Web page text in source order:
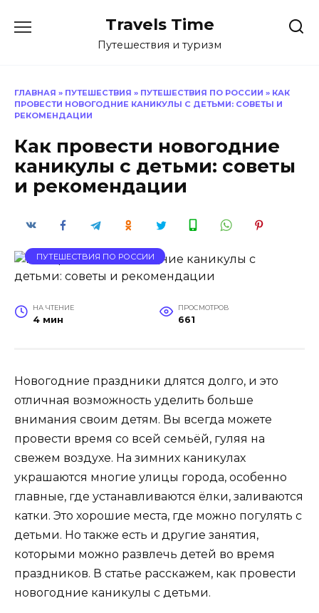
Travels Time
Путешествия и туризм
ГЛАВНАЯ » ПУТЕШЕСТВИЯ » ПУТЕШЕСТВИЯ ПО РОССИИ » КАК
ПРОВЕСТИ НОВОГОДНИЕ КАНИКУЛЫ С ДЕТЬМИ: СОВЕТЫ И
РЕКОМЕНДАЦИИ
Как провести новогодние
каникулы с детьми: советы
и рекомендации
ПУТЕШЕСТВИЯ ПО РОССИИ
НА ЧТЕНИЕ
4 мин
ПРОСМОТРОВ
661
Новогодние праздники длятся долго, и это
отличная возможность уделить больше
внимания своим детям. Вы всегда можете
провести время со всей семьёй, гуляя на
свежем воздухе. На зимних каникулах
украшаются многие улицы города, особенно
главные, где устанавливаются ёлки, заливаются
катки. Это хорошие места, где можно погулять с
детьми. Но также есть и другие занятия,
которыми можно развлечь детей во время
праздников. В статье расскажем, как провести
новогодние каникулы с детьми.